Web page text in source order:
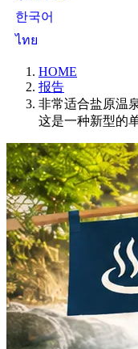
한국어
ไทย
HOME
报告
非常适合盐原温
这是一种新型的